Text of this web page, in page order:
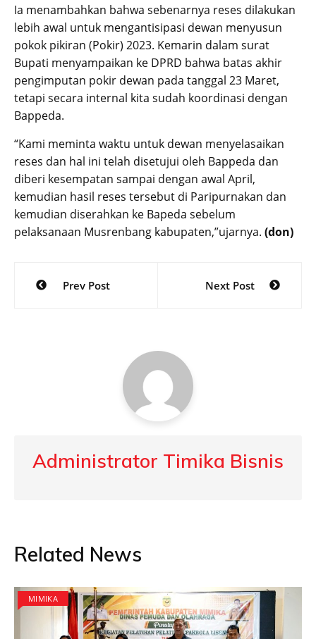
Ia menambahkan bahwa sebenarnya reses dilakukan
lebih awal untuk mengantisipasi dewan menyusun
pokok pikiran (Pokir) 2023. Kemarin dalam surat
Bupati menyampaikan ke DPRD bahwa batas akhir
pengimputan pokir dewan pada tanggal 23 Maret,
tetapi secara internal kita sudah koordinasi dengan
Bappeda.
“Kami meminta waktu untuk dewan menyelasaikan
reses dan hal ini telah disetujui oleh Bappeda dan
diberi kesempatan sampai dengan awal April,
kemudian hasil reses tersebut di Paripurnakan dan
kemudian diserahkan ke Bapeda sebelum
pelaksanaan Musrenbang kabupaten,”ujarnya. (don)
Post
navigation
Prev Post Next Post
Administrator Timika Bisnis
Related News
MIMIKA